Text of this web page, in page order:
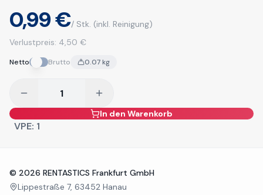
0,99 €/ Stk. (inkl. Reinigung)
Verlustpreis: 4,50 €
Netto Brutto 0.07kg
In den Warenkorb
VPE: 1
© 2026 RENTASTICS Frankfurt GmbH
Lippestraße 7, 63452 Hanau